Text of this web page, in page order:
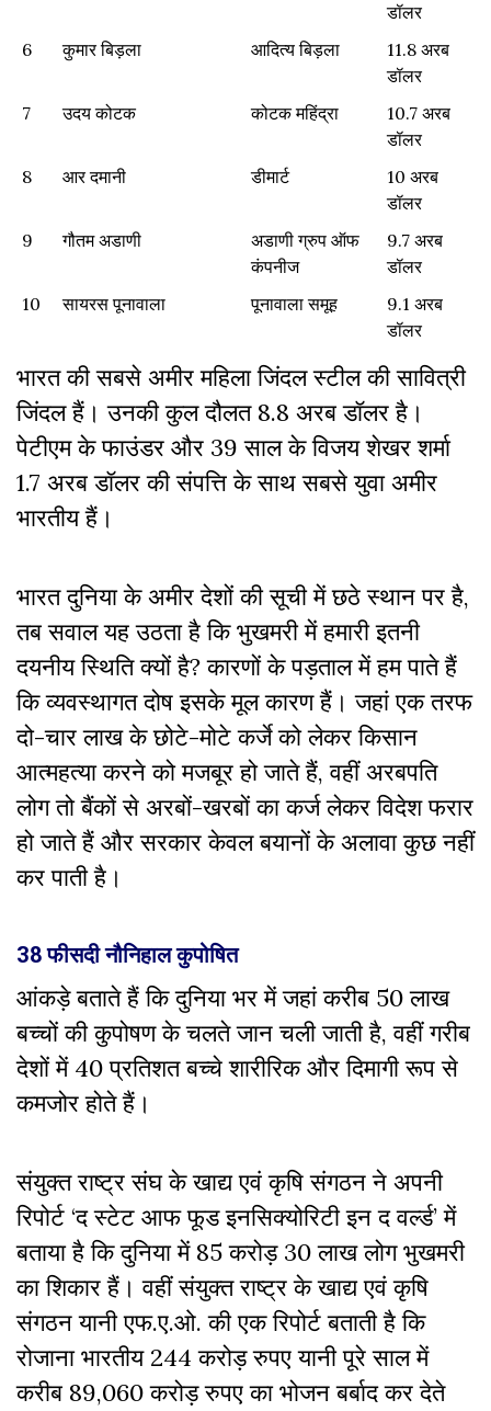
डॉलर
6
कुमार बिड़ला आदित्य बिड़ला
11.8 अरब
डॉलर
7
उदय कोटक कोटक महिंद्रा
10.7 अरब
डॉलर
8
आर दमानी डीमार्ट
10 अरब
डॉलर
9
गौतम अडाणी
अडाणी ग्रुप ऑफ
कंपनीज
9.7 अरब
डॉलर
10
सायरस पूनावाला पूनावाला समूह
9.1 अरब
डॉलर
भारत की सबसे अमीर महिला जिंदल स्टील की सावित्री
जिंदल हैं। उनकी कुल दौलत 8.8 अरब डॉलर है।
पेटीएम के फाउंडर और 39 साल के विजय शेखर शर्मा
1.7 अरब डॉलर की संपत्ति के साथ सबसे युवा अमीर
भारतीय हैं।
भारत दुनिया के अमीर देशों की सूची में छठे स्थान पर है,
तब सवाल यह उठता है कि भुखमरी में हमारी इतनी
दयनीय स्थिति क्यों है? कारणों के पड़ताल में हम पाते हैं
कि व्यवस्थागत दोष इसके मूल कारण हैं। जहां एक तरफ
दो-चार लाख के छोटे-मोटे कर्जे को लेकर किसान
आत्महत्या करने को मजबूर हो जाते हैं, वहीं अरबपति
लोग तो बैंकों से अरबों-खरबों का कर्ज लेकर विदेश फरार
हो जाते हैं और सरकार केवल बयानों के अलावा कुछ नहीं
कर पाती है।
38 फीसदी नौनिहाल कुपोषित
आंकड़े बताते हैं कि दुनिया भर में जहां करीब 50 लाख
बच्चों की कुपोषण के चलते जान चली जाती है, वहीं गरीब
देशों में 40 प्रतिशत बच्चे शारीरिक और दिमागी रूप से
कमजोर होते हैं।
संयुक्त राष्ट्र संघ के खाद्य एवं कृषि संगठन ने अपनी
रिपोर्ट ‘द स्टेट आफ फूड इनसिक्योरिटी इन द वर्ल्ड’ में
बताया है कि दुनिया में 85 करोड़ 30 लाख लोग भुखमरी
का शिकार हैं। वहीं संयुक्त राष्ट्र के खाद्य एवं कृषि
संगठन यानी एफ.ए.ओ. की एक रिपोर्ट बताती है कि
रोजाना भारतीय 244 करोड़ रुपए यानी पूरे साल में
करीब 89,060 करोड़ रुपए का भोजन बर्बाद कर देते